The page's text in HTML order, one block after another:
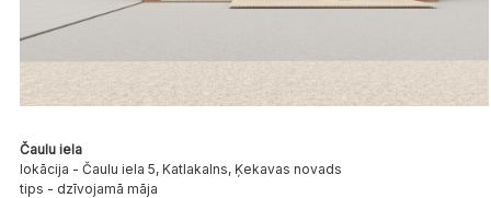
Čaulu iela
lokācija - Čaulu iela 5, Katlakalns, Ķekavas novads
tips - dzīvojamā māja